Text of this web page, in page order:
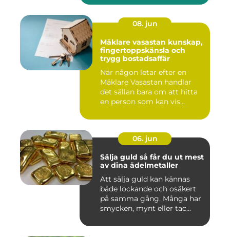
08. jun
Mäklare vasastan kunskap,
fingertoppskänsla och
trygg bostadsaffär
När någon letar efter en
Mäklare Vasastan handlar
det sällan bara om att hitta
en person som kan vis...
06. jun
Sälja guld så får du ut mest
av dina ädelmetaller
Att sälja guld kan kännas
både lockande och osäkert
på samma gång. Många har
smycken, mynt eller tac...